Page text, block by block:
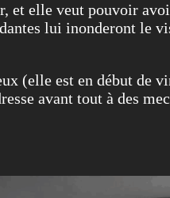
et elle veut pouvoir
lui inonderont le
(elle est en début de
avant tout à des